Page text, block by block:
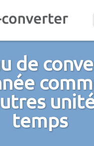
de
temps